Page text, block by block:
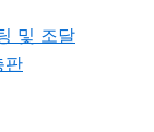
및 조달
판